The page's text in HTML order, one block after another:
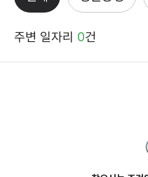
주변 일자리 0건